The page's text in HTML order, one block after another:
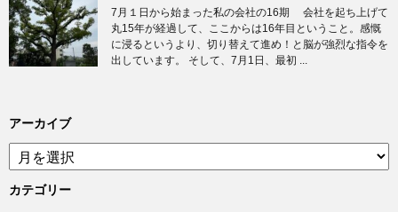
7月１日から始まった私の会社の16期 会社を起ち上げて
丸15年が経過して、ここからは16年目ということ。感慨
に浸るというより、切り替えて進め！と脳が強烈な指令を
出しています。 そして、7月1日、最初 ...
アーカイブ
ア
ー
カ
カテゴリー